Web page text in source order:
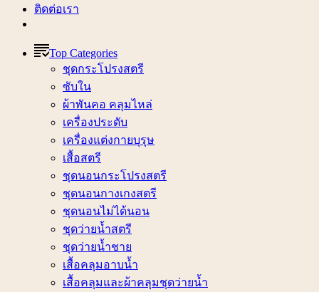
ติดต่อเรา
Top Categories
ชุดกระโปรงสตรี
ซับใน
ผ้าพันคอ คลุมไหล่
เครื่องประดับ
เครื่องแต่งกายบุรุษ
เสื้อสตรี
ชุดนอนกระโปรงสตรี
ชุดนอนกางเกงสตรี
ชุดนอนไม่ได้นอน
ชุดว่ายน้ำสตรี
ชุดว่ายน้ำชาย
เสื้อคลุมอาบน้ำ
เสื้อคลุมและผ้าคลุมชุดว่ายน้ำ